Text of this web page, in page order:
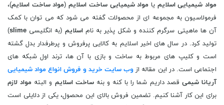
مواد شیمیایی اسلایم یا مواد شیمیایی ساخت اسلایم(مواد ساخت اسلایم)،
فرمولاسیون به مجموعه ای از محصولات گفته می شود که می توان با کمک
آن ها ماهیتی سرگرم کننده و شکل پذیر به ناماسلایم (به انگلیسی slime
)
تولید کرد. در سال های اخیر اسلایم به کالایی پرفروش و پرطرفدار بدل گشته
است و کلیپ های مربوط به ساخت و بازی با آن ها، ترند اول شبکه های
اجتماعی است. در این مقاله از وب سایت خرید و فروش انواع مواد شیمیایی
آریانا شیمی قصد داریم شما را با کنه و بنهساخت اسلایم و البته مواد لازم
برای این کار آشنا کنیم. تضمین فروش بالای این محصول، یکی از دلایلی است